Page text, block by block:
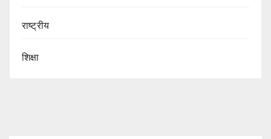
राष्ट्रीय
शिक्षा